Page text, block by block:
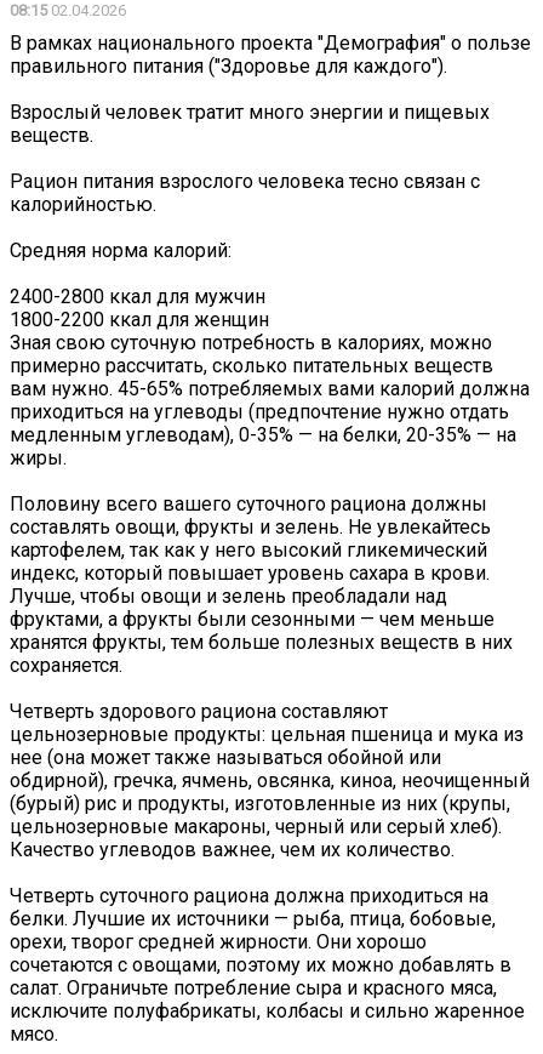
08:1502.04.2026
В рамках национального проекта "Демография" о пользе
правильного питания ("Здоровье для каждого").
Взрослый человек тратит много энергии и пищевых
веществ.
Рацион питания взрослого человека тесно связан с
калорийностью.
Средняя норма калорий:
2400-2800 ккал для мужчин
1800-2200 ккал для женщин
Зная свою суточную потребность в калориях, можно
примерно рассчитать, сколько питательных веществ
вам нужно. 45-65% потребляемых вами калорий должна
приходиться на углеводы (предпочтение нужно отдать
медленным углеводам), 0-35% — на белки, 20-35% — на
жиры.
Половину всего вашего суточного рациона должны
составлять овощи, фрукты и зелень. Не увлекайтесь
картофелем, так как у него высокий гликемический
индекс, который повышает уровень сахара в крови.
Лучше, чтобы овощи и зелень преобладали над
фруктами, а фрукты были сезонными — чем меньше
хранятся фрукты, тем больше полезных веществ в них
сохраняется.
Четверть здорового рациона составляют
цельнозерновые продукты: цельная пшеница и мука из
нее (она может также называться обойной или
обдирной), гречка, ячмень, овсянка, киноа, неочищенный
(бурый) рис и продукты, изготовленные из них (крупы,
цельнозерновые макароны, черный или серый хлеб).
Качество углеводов важнее, чем их количество.
Четверть суточного рациона должна приходиться на
белки. Лучшие их источники — рыба, птица, бобовые,
орехи, творог средней жирности. Они хорошо
сочетаются с овощами, поэтому их можно добавлять в
салат. Ограничьте потребление сыра и красного мяса,
исключите полуфабрикаты, колбасы и сильно жаренное
мясо.